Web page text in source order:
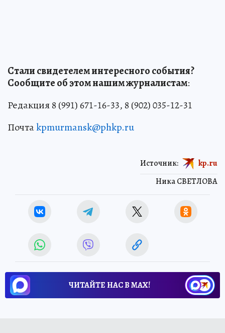
Стали свидетелем интересного события?
Сообщите об этом нашим журналистам:
Редакция 8 (991) 671-16-33, 8 (902) 035-12-31
Почтаkpmurmansk@phkp.ru
Ника СВЕТЛОВА
Источник: kp.ru
ЧИТАЙТЕ НАС В МАХ!